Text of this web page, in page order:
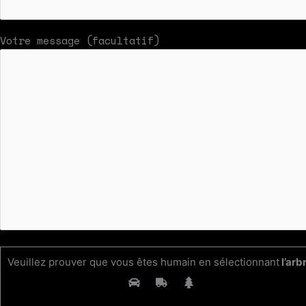
Votre message (facultatif)
Veuillez prouver que vous êtes humain en sélectionnant